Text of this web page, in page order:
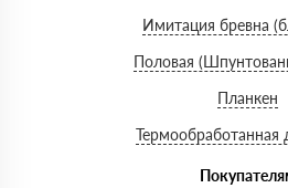
Имитация бревна
Половая
Планкен
Термообработанная